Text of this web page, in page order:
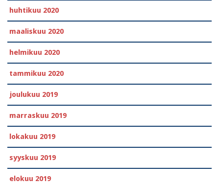
huhtikuu 2020
maaliskuu 2020
helmikuu 2020
tammikuu 2020
joulukuu 2019
marraskuu 2019
lokakuu 2019
syyskuu 2019
elokuu 2019